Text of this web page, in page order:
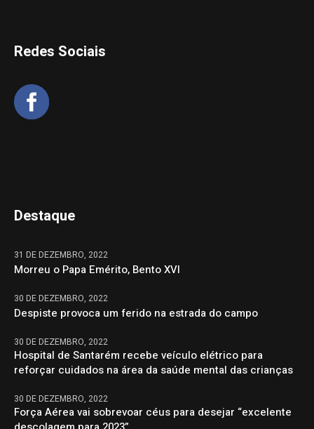
Redes Sociais
Destaque
31 DE DEZEMBRO, 2022
Morreu o Papa Emérito, Bento XVI
30 DE DEZEMBRO, 2022
Despiste provoca um ferido na estrada do campo
30 DE DEZEMBRO, 2022
Hospital de Santarém recebe veículo elétrico para
reforçar cuidados na área da saúde mental das crianças
30 DE DEZEMBRO, 2022
Força Aérea vai sobrevoar céus para desejar “excelente